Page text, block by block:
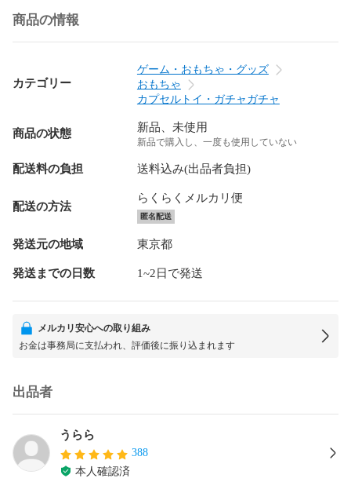
商品の情報
カテゴリー
ゲーム・おもちゃ・グッズ
おもちゃ
カプセルトイ・ガチャガチャ
商品の状態 新品、未使用
新品で購入し、一度も使用していない
配送料の負担 送料込み(出品者負担)
配送の方法
らくらくメルカリ便
匿名配送
発送元の地域 東京都
発送までの日数 1~2日で発送
メルカリ安心への取り組み
お金は事務局に支払われ、評価後に振り込まれます
出品者
うらら
388
本人確認済